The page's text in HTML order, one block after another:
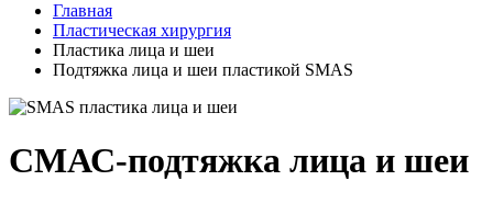
Главная
Пластическая хирургия
Пластика лица и шеи
Подтяжка лица и шеи пластикой SMAS
СМАС-подтяжка лица и шеи